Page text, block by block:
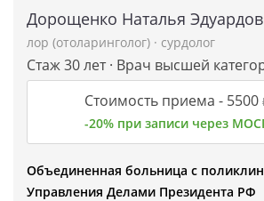
Дорощенко Наталья
лор (отоларинголог) · сурдолог
Стаж 30 лет · Врач высшей
Стоимость приема - 5500
-20% при записи через
Объединенная больница с
Управления Делами Президента РФ